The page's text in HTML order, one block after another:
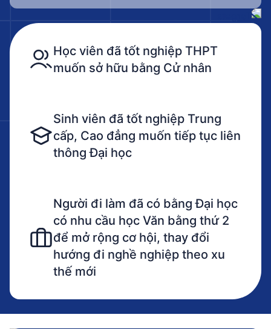
Học viên đã tốt nghiệp THPT
muốn sở hữu bằng Cử nhân
Sinh viên đã tốt nghiệp Trung
cấp, Cao đẳng muốn tiếp tục liên
thông Đại học
Người đi làm đã có bằng Đại học
có nhu cầu học Văn bằng thứ 2
để mở rộng cơ hội, thay đổi
hướng đi nghề nghiệp theo xu
thế mới